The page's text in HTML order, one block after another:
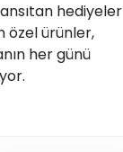
hediyeler
özel ürünler,
her günü